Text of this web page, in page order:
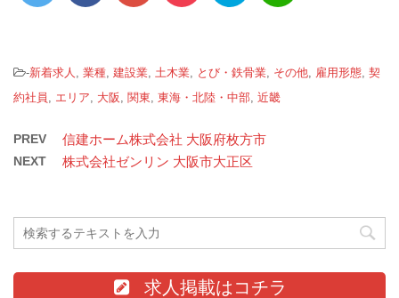
-新着求人 業種 建設業 土木業 とび・鉄骨業 その他 雇用形態 契
約社員
エリア 大阪 関東 東海・北陸・中部 近畿
PREV 信建ホーム株式会社 大阪府枚方市
NEXT 株式会社ゼンリン 大阪市大正区
求人掲載はコチラ